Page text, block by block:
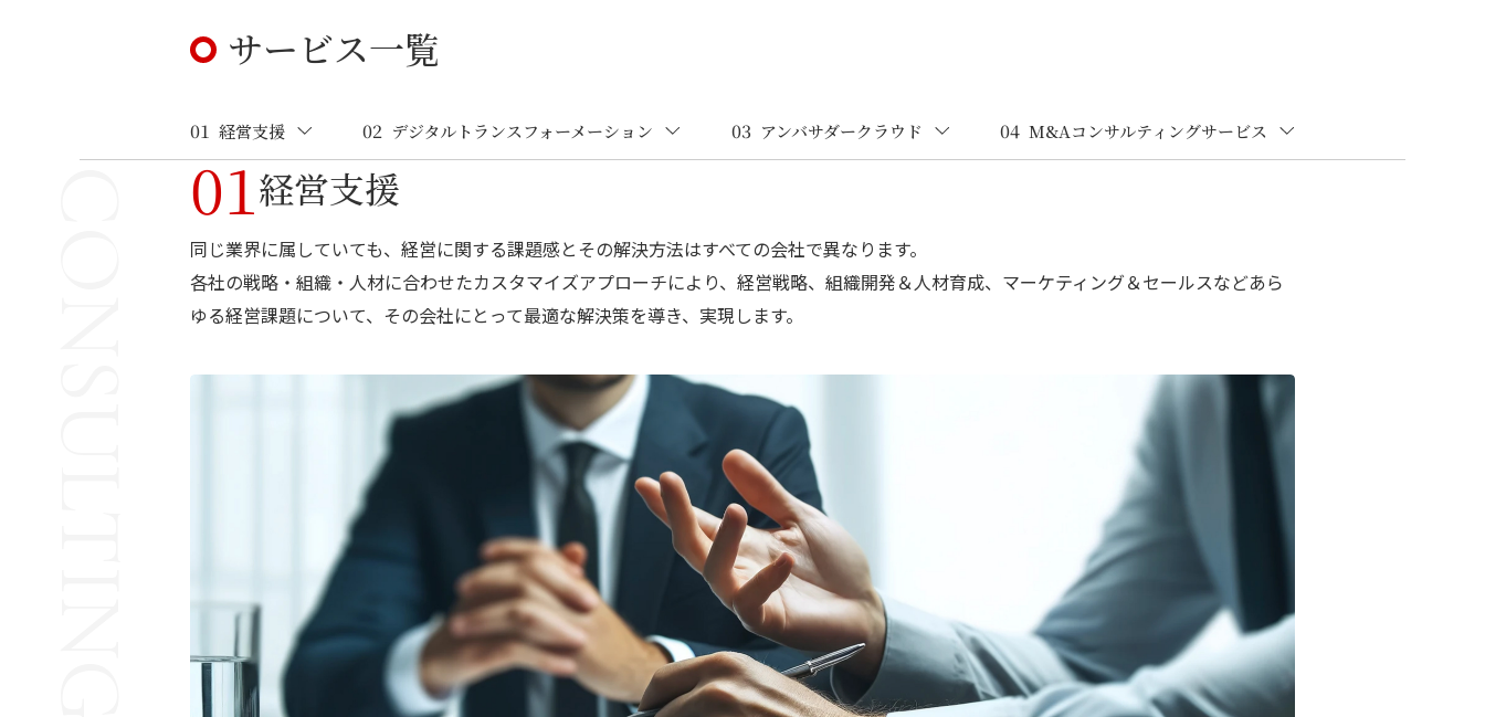
サービス一覧
01 経営支援 02 デジタルトランスフォーメーション 03 アンバサダークラウド 04 M&Aコンサルティングサービス
01経営支援
同じ業界に属していても、経営に関する課題感とその解決方法はすべての会社で異なります。
各社の戦略・組織・人材に合わせたカスタマイズアプローチにより、経営戦略、組織開発＆人材育成、マーケティング＆セールスなどあら
ゆる経営課題について、その会社にとって最適な解決策を導き、実現します。